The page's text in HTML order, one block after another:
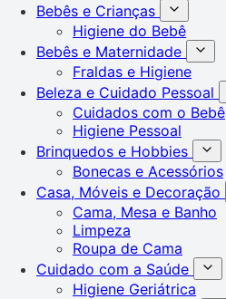
Bebês e Crianças
Higiene do Bebê
Bebês e Maternidade
Fraldas e Higiene
Beleza e Cuidado Pessoal
Cuidados com o Bebê
Higiene Pessoal
Brinquedos e Hobbies
Bonecas e Acessórios
Casa, Móveis e Decoração
Cama, Mesa e Banho
Limpeza
Roupa de Cama
Cuidado com a Saúde
Higiene Geriátrica